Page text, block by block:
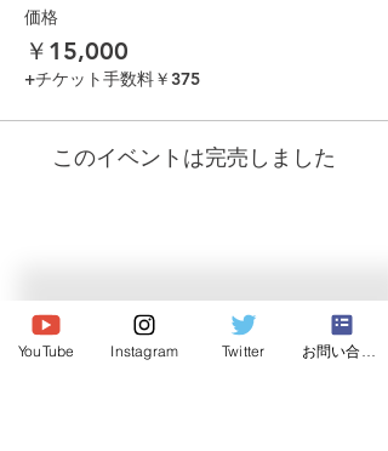
価格
￥15,000
+チケット手数料￥375
このイベントは完売しました
© 2026 Japan Dog Behaviourist
Association.Allright reserved.
YouTube Instagram Twitter